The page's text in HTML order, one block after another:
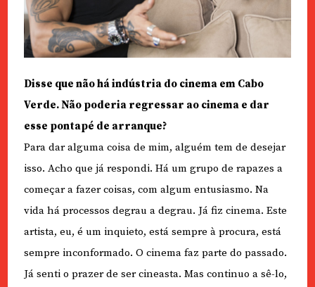
Disse que não há indústria do cinema em Cabo
Verde. Não poderia regressar ao cinema e dar
esse pontapé de arranque?
Para dar alguma coisa de mim, alguém tem de desejar
isso. Acho que já respondi. Há um grupo de rapazes a
começar a fazer coisas, com algum entusiasmo. Na
vida há processos degrau a degrau. Já fiz cinema. Este
artista, eu, é um inquieto, está sempre à procura, está
sempre inconformado. O cinema faz parte do passado.
Já senti o prazer de ser cineasta. Mas continuo a sê-lo,